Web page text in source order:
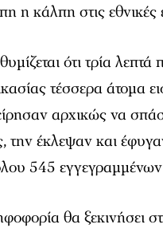
η κάλπη στις
ότι τρία
τέσσερα άτομα
αρχικώς να
την έκλεψαν και
545
θα ξεκινήσει